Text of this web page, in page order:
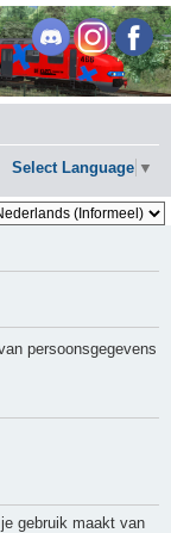
Select Language ▼
persoonsgegevens
gebruik maakt van